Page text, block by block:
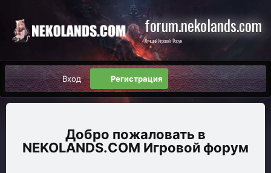
forum.nekolands.com
Лучший Игровой Форум
Вход Регистрация
NEKOLANDS.COM Игровой форум